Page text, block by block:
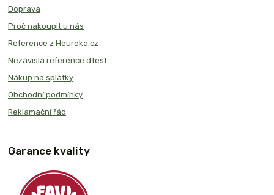
Doprava
Proč nakoupit u nás
Reference z Heureka.cz
Nezávislá reference dTest
Nákup na splátky
Obchodní podmínky
Reklamační řád
Garance kvality